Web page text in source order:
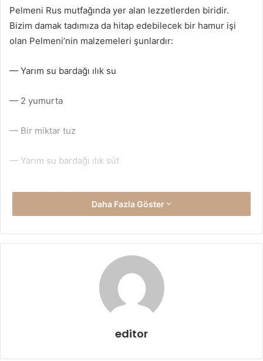
Pelmeni Rus mutfağında yer alan lezzetlerden biridir.
Bizim damak tadımıza da hitap edebilecek bir hamur işi
olan Pelmeni’nin malzemeleri şunlardır:
— Yarım su bardağı ılık su
— 2 yumurta
— Bir miktar tuz
— Yarım su bardağı ılık süt
–Aldığı kadar un
Daha Fazla Göster
editor